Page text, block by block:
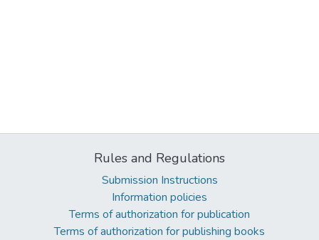
Rules and Regulations
Submission Instructions
Information policies
Terms of authorization for publication
Terms of authorization for publishing books